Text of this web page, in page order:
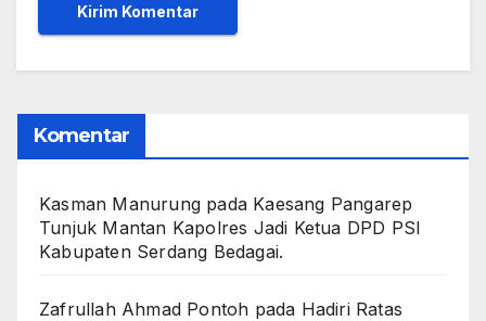
Komentar
Kasman Manurung pada Kaesang Pangarep
Tunjuk Mantan Kapolres Jadi Ketua DPD PSI
Kabupaten Serdang Bedagai. ‎ ‎
Zafrullah Ahmad Pontoh pada Hadiri Ratas